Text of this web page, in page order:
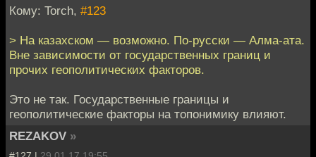
Кому: Torch, #123
> На казахском — возможно. По-русски — Алма-ата.
Вне зависимости от государственных границ и
прочих геополитических факторов.
Это не так. Государственные границы и
геополитические факторы на топонимику влияют.
REZAKOV »